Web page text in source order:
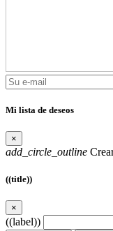
Mi lista de deseos
×
add_circle_outline
((title))
×
((label))